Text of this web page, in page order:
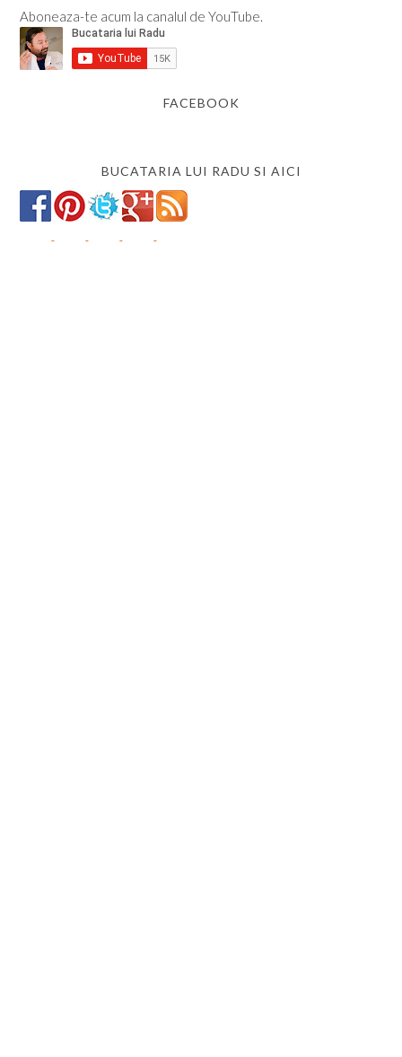
Aboneaza-te acum la canalul de YouTube.
FACEBOOK
BUCATARIA LUI RADU SI AICI